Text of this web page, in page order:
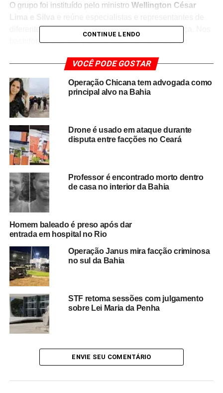
O grupo foi instituído pelo ministro Wellington César
diferentes instituições ligadas ao sistema de Justiça. Nos
bastidores, o comitê passou a ser conhecido como
escolha de profissionais consideradas referências em
suas áreas de atuação.
A participação de Aléssia Tuxá reforça o
protagonismo da Defensoria Pública da Bahia nas
proteção às mulheres e combate ao feminicídio.A
expectativa é que o colegiado apresente propostas para
ampliar a integração entre os órgãos públicos, fortalecer
ações preventivas e aperfeiçoar o atendimento às vítimas
de violência.
O avanço dos índices de violência contra a mulher no
ao enfrentamento desse cenário. Nesse contexto,
comitê deverá atuar na construção de medidas que
contribuam para reduzir os casos de feminicídio e
ampliar a efetividade das políticas públicas de
proteção às mulheres
diferentes setores do sistema de Justiça.
CONTINUE LENDO
VOCÊ PODE GOSTAR
Operação Chicana tem advogada como
principal alvo na Bahia
Drone é usado em ataque durante
disputa entre facções no Ceará
Professor é encontrado morto dentro
de casa no interior da Bahia
Homem baleado é preso após dar
entrada em hospital no Rio
Operação Janus mira facção criminosa
no sul da Bahia
STF retoma sessões com julgamento
sobre Lei Maria da Penha
ENVIE SEU COMENTÁRIO